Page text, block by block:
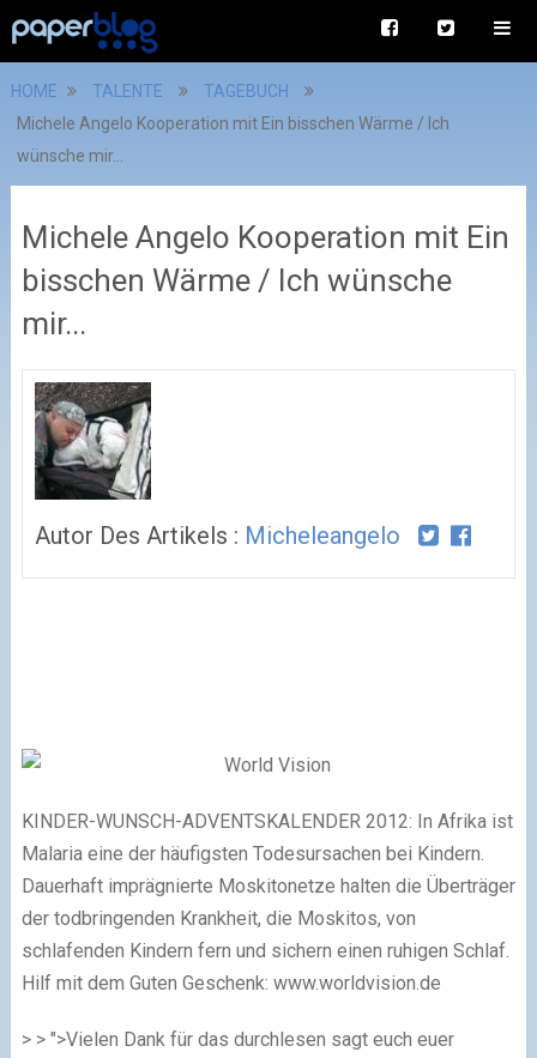
HOME TALENTE
TAGEBUCH
Michele Angelo Kooperation mit Ein bisschen Wärme / Ich
wünsche mir...
Michele Angelo Kooperation mit Ein
bisschen Wärme / Ich wünsche
mir...
Autor Des Artikels : Micheleangelo
KINDER-WUNSCH-ADVENTSKALENDER 2012: In Afrika ist
Malaria eine der häufigsten Todesursachen bei Kindern.
Dauerhaft imprägnierte Moskitonetze halten die Überträger
der todbringenden Krankheit, die Moskitos, von
schlafenden Kindern fern und sichern einen ruhigen Schlaf.
Hilf mit dem Guten Geschenk: www.worldvision.de
> > ">Vielen Dank für das durchlesen sagt euch euer